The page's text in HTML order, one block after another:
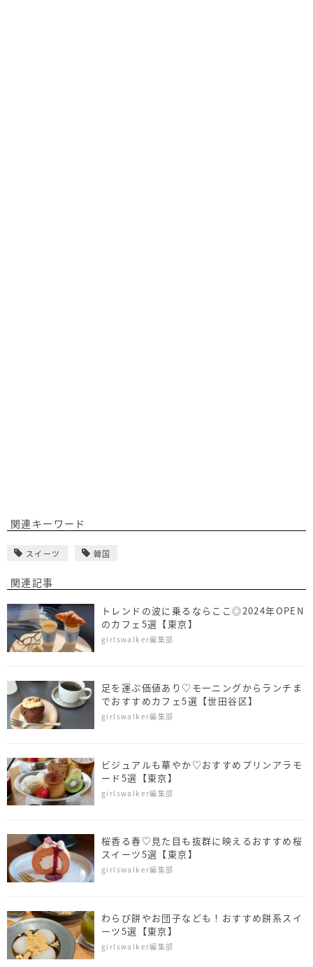
関連キーワード
スイーツ 韓国
関連記事
トレンドの波に乗るならここ◎2024年OPEN
のカフェ5選【東京】
girlswalker編集部
足を運ぶ価値あり♡モーニングからランチま
でおすすめカフェ5選【世田谷区】
girlswalker編集部
ビジュアルも華やか♡おすすめプリンアラモ
ード5選【東京】
girlswalker編集部
桜香る春♡見た目も抜群に映えるおすすめ桜
スイーツ5選【東京】
girlswalker編集部
わらび餅やお団子なども！おすすめ餅系スイ
ーツ5選【東京】
girlswalker編集部